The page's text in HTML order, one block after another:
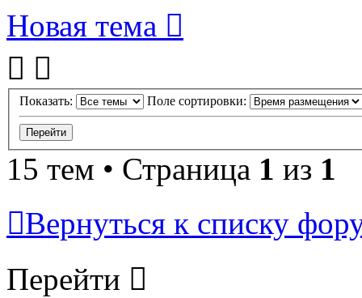
Новая тема
Показать: Поле сортировки:
15 тем • Страница 1 из 1
Вернуться к списку
Перейти